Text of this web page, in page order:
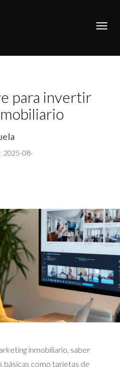
para invertir
2025-08-
inmobiliario, saber
básicas como tarjetas de